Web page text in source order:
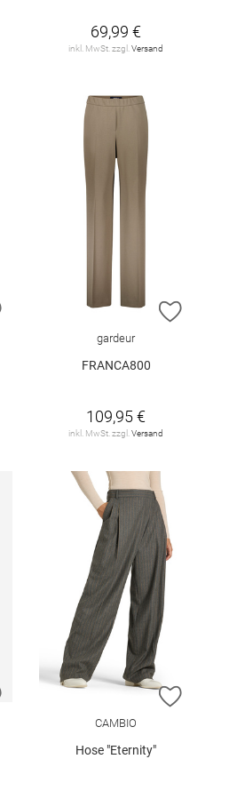
69,99 €
inkl. MwSt. zzgl.Versand
ZUR WUNSCHLISTE HINZUFÜGEN
ZUR
gardeur
FRANCA800
109,95 €
inkl. MwSt. zzgl.Versand
ZUR WUNSCHLISTE HINZUFÜGEN
ZUR
CAMBIO
Hose "Eternity"